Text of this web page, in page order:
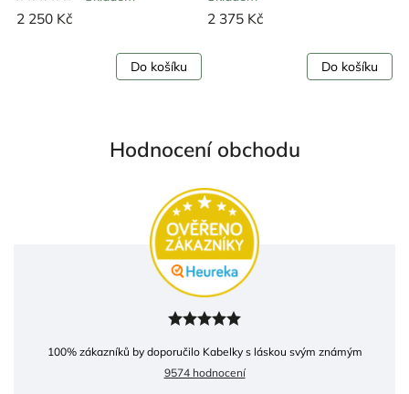
2 250 Kč
Do košíku
2 375 Kč
Do košíku
Hodnocení obchodu
100% zákazníků by doporučilo Kabelky s láskou svým známým
9574 hodnocení